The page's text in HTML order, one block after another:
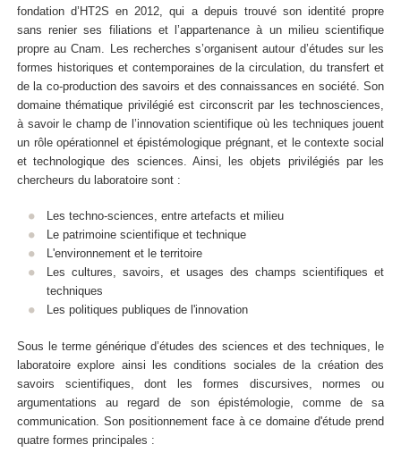
fondation d’HT2S en 2012, qui a depuis trouvé son identité propre
sans renier ses filiations et l’appartenance à un milieu scientifique
propre au Cnam. Les recherches s’organisent autour d’études sur les
formes historiques et contemporaines de la circulation, du transfert et
de la co-production des savoirs et des connaissances en société. Son
domaine thématique privilégié est circonscrit par les technosciences,
à savoir le champ de l’innovation scientifique où les techniques jouent
un rôle opérationnel et épistémologique prégnant, et le contexte social
et technologique des sciences. Ainsi, les objets privilégiés par les
chercheurs du laboratoire sont :
Les techno-sciences, entre artefacts et milieu
Le patrimoine scientifique et technique
L'environnement et le territoire
Les cultures, savoirs, et usages des champs scientifiques et
techniques
Les politiques publiques de l'innovation
Sous le terme générique d’études des sciences et des techniques, le
laboratoire explore ainsi les conditions sociales de la création des
savoirs scientifiques, dont les formes discursives, normes ou
argumentations au regard de son épistémologie, comme de sa
communication. Son positionnement face à ce domaine d'étude prend
quatre formes principales :